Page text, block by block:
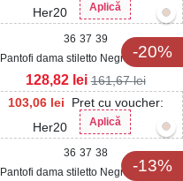
Her20
Aplică
-20%
36 37 39
Pantofi dama stiletto Negri din Piele
Ecologica Intoarsa Adeliz
103,06 lei
Pret cu voucher:
Her20
Aplică
128,82 lei 161,67lei
-13%
36 37 38
Pantofi dama stiletto Negri din Piele